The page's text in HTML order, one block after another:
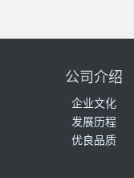
公司介绍
企业文化
发展历程
优良品质